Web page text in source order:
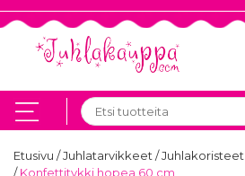
Etusivu /Juhlatarvikkeet/Juhlakoristeet
/Konfettitykki hopea 60 cm